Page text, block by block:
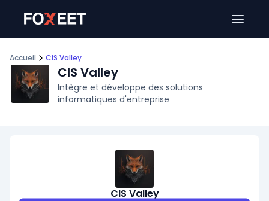
Accueil CIS Valley
CIS Valley
Intègre et développe des solutions
informatiques d'entreprise
CIS Valley